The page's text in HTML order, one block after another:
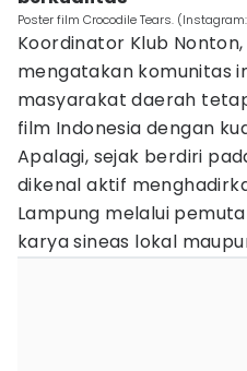
Poster film Crocodile Tears.
Koordinator Klub Nonton,
mengatakan komunitas
masyarakat daerah
film Indonesia dengan
Apalagi, sejak berdiri
dikenal aktif
Lampung melalui
karya sineas lokal